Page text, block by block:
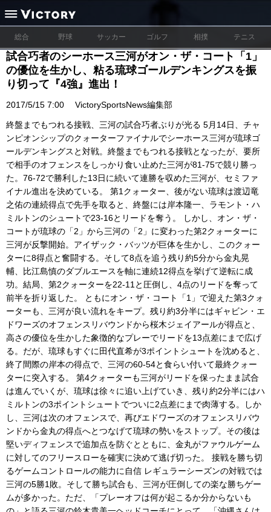
総合 野球 サッカー ゴルフ 相撲 テニス
試合巧者のシーホース三河がオン・ザ・コート「1」
の優位を生かし、粘る琉球ゴールデンキングスを振
り切って『4強』進出！
2017/5/15 7:00 VictorySportsNews編集部
終盤までもつれる接戦、三河の試合巧者ぶりが光る 5月14日、チャ
ンピオンシップのクォーターファイナルでシーホース三河が琉球ゴ
ールデンキングスと対戦。終盤までもつれる接戦となったが、要所
で相手のオフェンスをしっかり食い止めた三河が81-75で競り勝っ
た。76-72で勝利した13日に続いて連勝を収めた三河が、セミファ
イナル進出を決めている。 第1クォーター、後がない琉球は渡辺竜
之佑の連続得点で先手を取ると、終盤には岸本隆一、ラモント・ハ
ミルトンのシュートで23-16とリードを奪う。 しかし、オン・ザ・
コートが琉球の「2」から三河の「2」に変わった第2クォーターに
三河が反撃開始。アイザック・バッツが巨体を生かし、このクォー
ターに8得点と奮闘する。そして8点を追う残り約5分から金丸晃
輔、比江島慎のダブルエースを軸に連続12得点を挙げて逆転に成
功。結局、第2クォーターを22-11と圧倒し、4点のリードを奪って
前半を折り返した。 ともにオン・ザ・コート「1」で迎えた第3クォ
ーターも、三河が良い流れをキープ。残り約3分半にはギャビン・エ
ドワーズのオフェンスリバウンドから桜木ジェイアールが得点と、
高さの優位を生かした象徴的なプレーでリードを13点差にまで広げ
る。だが、琉球もすぐに田代直希が3ポイントシュートを沈めると、
終了間際の岸本の得点で、三河の60-54と食らい付いて最終クォー
ターに突入する。 第4クォーターも三河がリードを保ったまま試合
は進んでいくが、琉球は徐々に追い上げていき、残り約2分半にはハ
ミルトンの3ポイントシュートでついに2点差にまで肉薄する。しか
し、三河は次のオフェンスで、再びエドワーズのオフェンスリバウ
ンドから金丸の得点へとつなげて琉球の勢いをストップ。その後は
堅いディフェンスで追加点を防ぐとともに、金丸がファウルゲーム
に対してのフリースローを確実に決めて逃げ切った。 接戦を勝ち切
るゲームコントロールの能力に自信 レギュラーシーズンの対戦では
三河の5勝1敗。そして勝ち試合も、三河が圧倒しての楽な勝ちゲー
ムが多かった。ただ、「プレーオフは何が起こるか分からないも